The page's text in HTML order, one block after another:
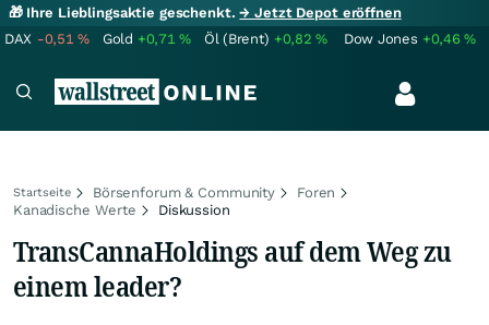
🎁 Ihre Lieblingsaktie geschenkt.→ Jetzt Depot eröffnen
DAX -0,51% Gold +0,71% Öl (Brent) +0,82% Dow Jones +0,46%
Startseite Börsenforum & Community
Foren
Kanadische Werte
Diskussion
TransCannaHoldings auf dem Weg zu
einem leader?